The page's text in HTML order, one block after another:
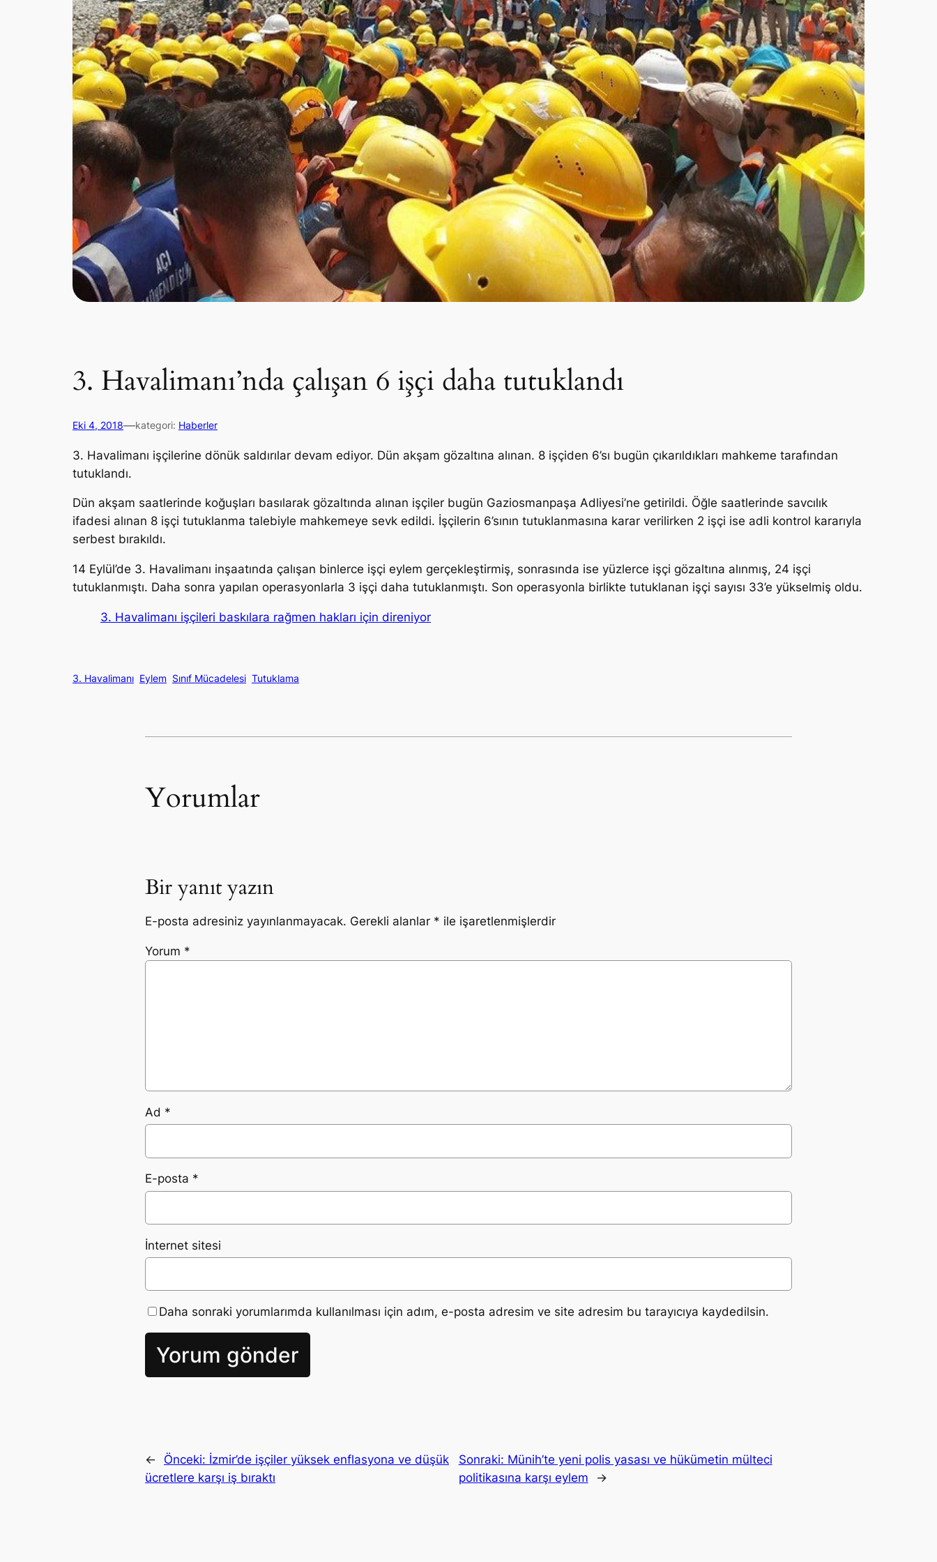
3. Havalimanı’nda çalışan 6 işçi daha tutuklandı
Eki 4, 2018—kategori: Haberler
3. Havalimanı işçilerine dönük saldırılar devam ediyor. Dün akşam gözaltına alınan. 8 işçiden 6’sı bugün çıkarıldıkları mahkeme tarafından
tutuklandı.
Dün akşam saatlerinde koğuşları basılarak gözaltında alınan işçiler bugün Gaziosmanpaşa Adliyesi’ne getirildi. Öğle saatlerinde savcılık
ifadesi alınan 8 işçi tutuklanma talebiyle mahkemeye sevk edildi. İşçilerin 6’sının tutuklanmasına karar verilirken 2 işçi ise adli kontrol kararıyla
serbest bırakıldı.
14 Eylül’de 3. Havalimanı inşaatında çalışan binlerce işçi eylem gerçekleştirmiş, sonrasında ise yüzlerce işçi gözaltına alınmış, 24 işçi
tutuklanmıştı. Daha sonra yapılan operasyonlarla 3 işçi daha tutuklanmıştı. Son operasyonla birlikte tutuklanan işçi sayısı 33’e yükselmiş oldu.
3. Havalimanı işçileri baskılara rağmen hakları için direniyor
3. Havalimanı Eylem Sınıf Mücadelesi Tutuklama
Yorumlar
Bir yanıt yazın
E-posta adresiniz yayınlanmayacak. Gerekli alanlar * ile işaretlenmişlerdir
Yorum *
Ad *
E-posta *
İnternet sitesi
Daha sonraki yorumlarımda kullanılması için adım, e-posta adresim ve site adresim bu tarayıcıya kaydedilsin.
← Önceki: İzmir’de işçiler yüksek enflasyona ve düşük
ücretlere karşı iş bıraktı
Sonraki: Münih’te yeni polis yasası ve hükümetin mülteci
politikasına karşı eylem
→